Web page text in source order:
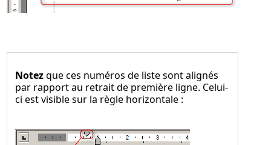
Notezque ces numéros de liste sont alignés
par rapport au retrait de première ligne. Celui-
ci est visible sur la règle horizontale :